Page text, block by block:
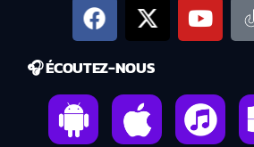
🎧 ÉCOUTEZ-NOUS